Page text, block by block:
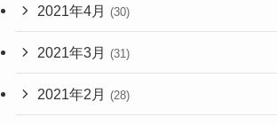
2021年4月 (30)
2021年3月 (31)
2021年2月 (28)